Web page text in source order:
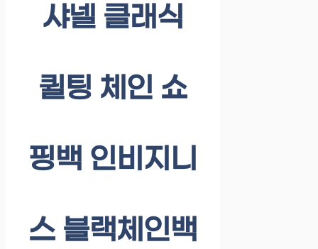
샤넬 클래식
퀼팅 체인 쇼
핑백 인비지니
스 블랙체인백